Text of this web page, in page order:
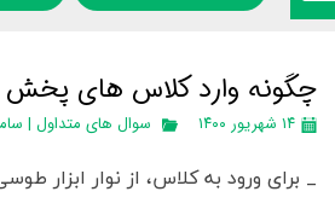
چگونه وارد کلاس های پخش
۱۴ شهریور ۱۴۰۰ سوال های متداول |
_ برای ورود به کلاس، از نوار ابزار